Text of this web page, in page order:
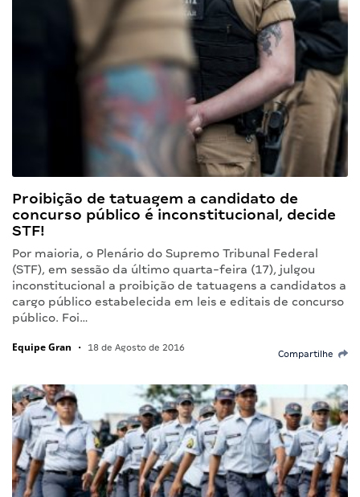
Proibição de tatuagem a candidato de
concurso público é inconstitucional, decide
STF!
Por maioria, o Plenário do Supremo Tribunal Federal
(STF), em sessão da último quarta-feira (17), julgou
inconstitucional a proibição de tatuagens a candidatos a
cargo público estabelecida em leis e editais de concurso
público. Foi…
Equipe Gran • 18 de Agosto de 2016
Compartilhe